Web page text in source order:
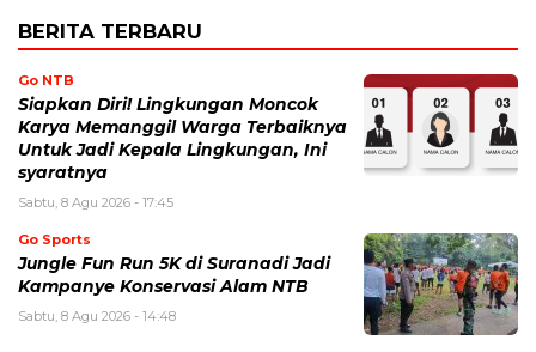
BERITA TERBARU
Go NTB
Siapkan Diri! Lingkungan Moncok
Karya Memanggil Warga Terbaiknya
Untuk Jadi Kepala Lingkungan, Ini
syaratnya
Sabtu, 8 Agu 2026 - 17:45
Go Sports
Jungle Fun Run 5K di Suranadi Jadi
Kampanye Konservasi Alam NTB
Sabtu, 8 Agu 2026 - 14:48